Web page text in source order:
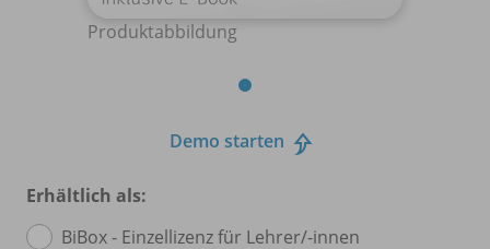
Produktabbildung
Demo starten
Erhältlich als:
BiBox - Einzellizenz für Lehrer/-innen